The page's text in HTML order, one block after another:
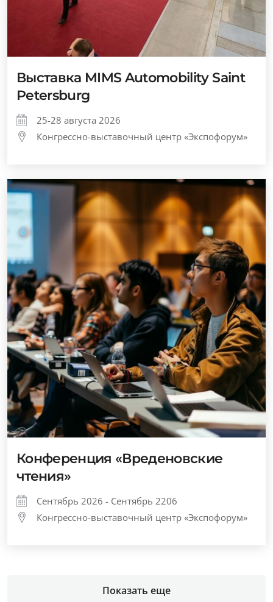
Выставка MIMS Automobility Saint
Petersburg
25-28 августа 2026
Конгрессно-выставочный центр «Экспофорум»
Конференция «Вреденовские
чтения»
Сентябрь 2026 - Сентябрь 2206
Конгрессно-выставочный центр «Экспофорум»
Показать еще